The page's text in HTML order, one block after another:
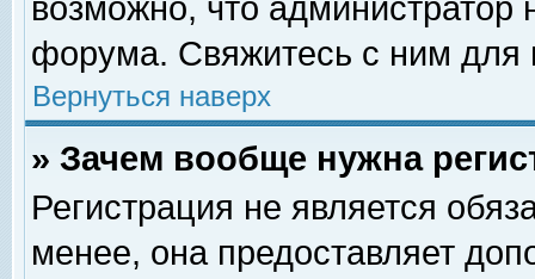
возможно, что
форума. Свяжитесь с ним для
Вернуться наверх
» Зачем вообще нужна
Регистрация не является
менее, она предоставляет